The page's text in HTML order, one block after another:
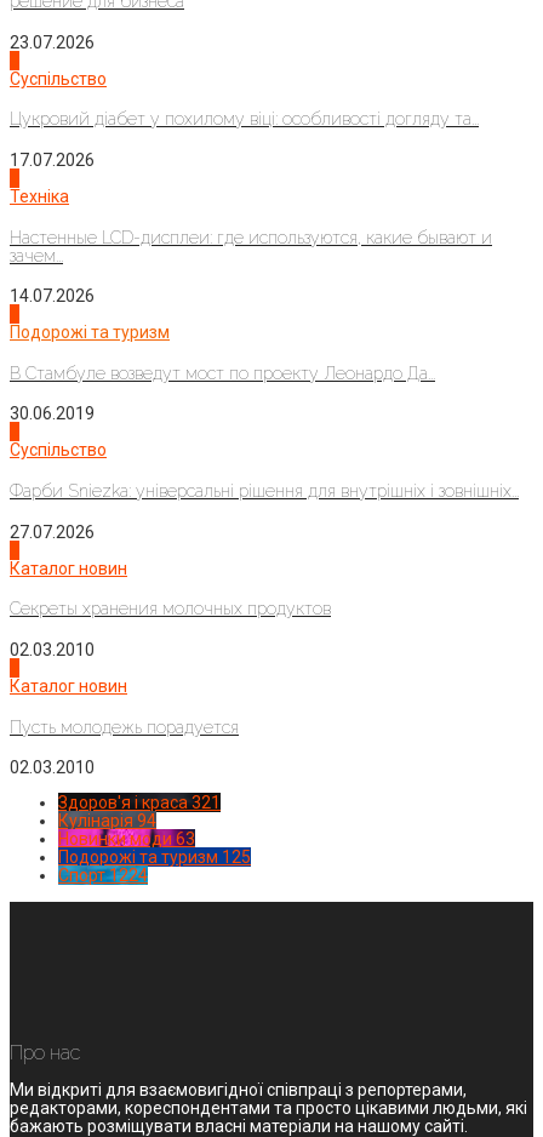
23.07.2026
Суспільство
Цукровий діабет у похилому віці: особливості догляду та...
17.07.2026
Техніка
Настенные LCD-дисплеи: где используются, какие бывают и
зачем...
14.07.2026
Подорожі та туризм
В Стамбуле возведут мост по проекту Леонардо Да...
30.06.2019
Суспільство
Фарби Sniezka: універсальні рішення для внутрішніх і зовнішніх...
27.07.2026
Каталог новин
Секреты хранения молочных продуктов
02.03.2010
Каталог новин
Пусть молодежь порадуется
02.03.2010
Здоров'я і краса 321
Кулінарія 94
Новинки моди 63
Подорожі та туризм 125
Спорт1224
Про нас
Ми відкриті для взаємовигідної співпраці з репортерами,
редакторами, кореспондентами та просто цікавими людьми, які
бажають розміщувати власні матеріали на нашому сайті.